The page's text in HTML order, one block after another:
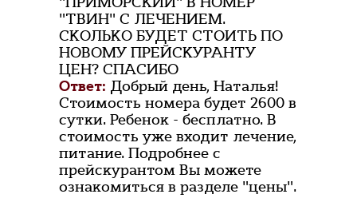
"ТВИН" С ЛЕЧЕНИЕМ.
СКОЛЬКО БУДЕТ СТОИТЬ ПО
НОВОМУ ПРЕЙСКУРАНТУ
ЦЕН? СПАСИБО
Ответ: Добрый день, Наталья!
Стоимость номера будет 2600 в
сутки. Ребенок - бесплатно. В
стоимость уже входит лечение,
питание. Подробнее с
прейскурантом Вы можете
ознакомиться в разделе "цены".